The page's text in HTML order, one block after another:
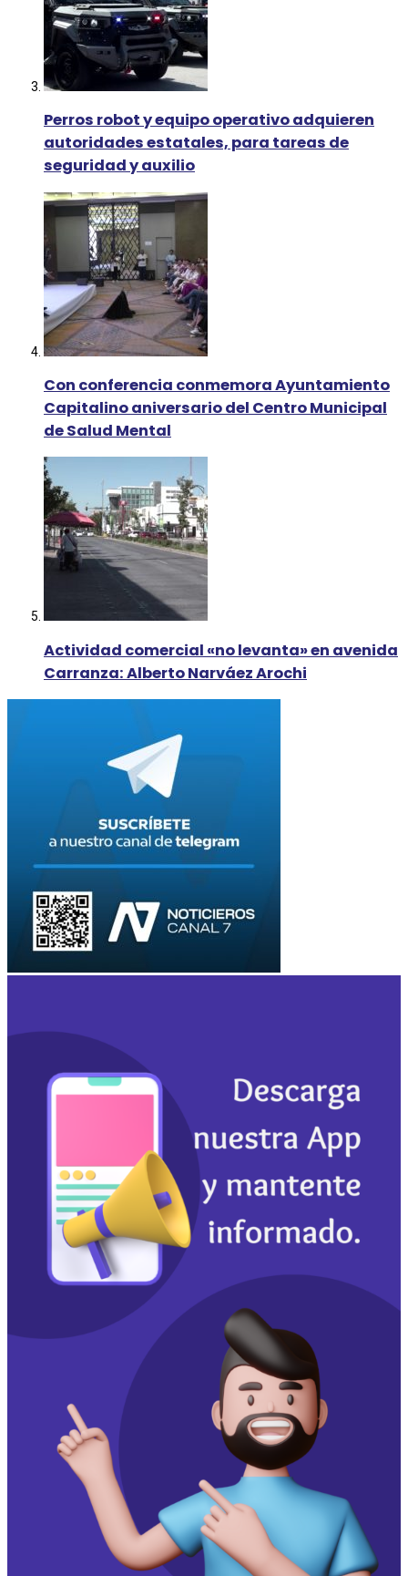
Perros robot y equipo operativo adquieren
autoridades estatales, para tareas de
seguridad y auxilio
Con conferencia conmemora Ayuntamiento
Capitalino aniversario del Centro Municipal
de Salud Mental
Actividad comercial «no levanta» en avenida
Carranza: Alberto Narváez Arochi